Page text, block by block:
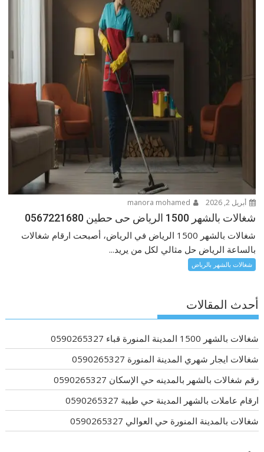
أبريل 2, 2026
شغالات بالشهر 1500 الرياض حى حطين 0567221680
شغالات بالشهر 1500 الرياض في الرياض، أصبحت ارقام شغالات
بالساعة الرياض حل مثالي لكل من يريد...
شغالات بالشهر بالرياض
أحدث المقالات
شغالات بالشهر 1500 المدينة المنورة قباء 0590265327
شغالات ايجار شهري المدينة المنورة 0590265327
رقم شغالات بالشهر بالمدينه حي الإسكان 0590265327
ارقام عاملات بالشهر المدينة حي طيبة 0590265327
شغالات بالمدينة المنورة حي العوالي 0590265327